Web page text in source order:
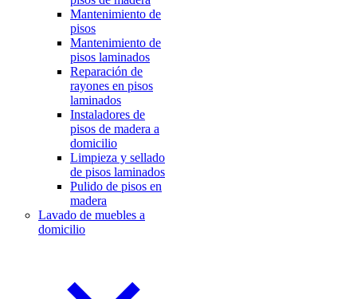
Mantenimiento de
pisos
Mantenimiento de
pisos laminados
Reparación de
rayones en pisos
laminados
Instaladores de
pisos de madera a
domicilio
Limpieza y sellado
de pisos laminados
Pulido de pisos en
madera
Lavado de muebles a
domicilio